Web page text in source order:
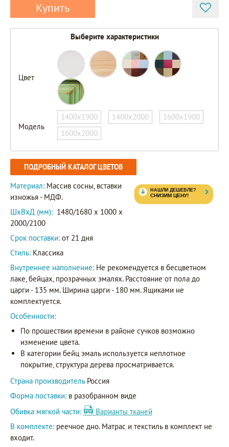
Купить
Выберите характеристики
Цвет
Модель
1400х1900 1400х2000
1600х1900
1600х2000
ПОДРОБНЫЙ КАТАЛОГ ЦВЕТОВ
Материал: Массив сосны, вставки
изножья - МДФ.
ШxВxД (мм): 1480/1680 x 1000 x
2000/2100
Срок поставки: от 21 дня
Стиль: Классика
Внутреннее наполнение: Не рекомендуется в бесцветном
лаке, бейцах, прозрачных эмалях. Расстояние от пола до
царги - 135 мм. Ширина царги - 180 мм. Ящиками не
комплектуется.
Особенности:
По прошествии времени в районе сучков возможно
изменение цвета.
В категории бейц эмаль используется неплотное
покрытие, структура дерева просматривается.
Страна производитель Россия
Форма поставки: в разобранном виде
Обивка мягкой части:
Варианты тканей
В комплекте: реечное дно. Матрас и текстиль в комплект не
входит.